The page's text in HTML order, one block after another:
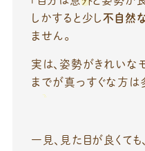
しかすると少し不自然
ません。
実は、姿勢がきれいな
までが真っすぐな方は
一見、見た目が良くても